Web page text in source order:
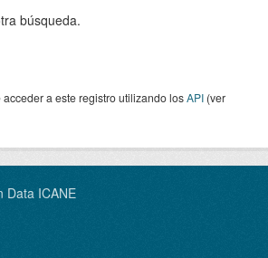
búsqueda.
a este registro utilizando losAPI (ver
Data ICANE